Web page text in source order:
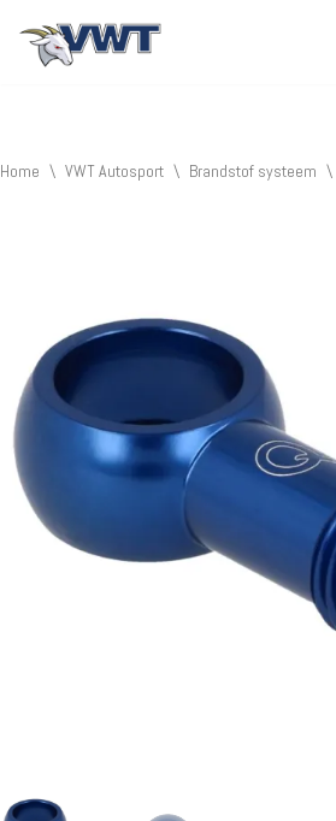
Home \ VWT Autosport \ Brandstof systeem \